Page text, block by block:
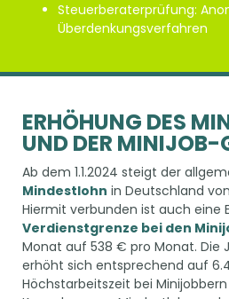
Steuerberaterprüfung:
Überdenkungsverfahren
ERHÖHUNG DES
UND DER MINIJOB-
Ab dem 1.1.2024 steigt der
Mindestlohn in Deutschland
Hiermit verbunden ist auch eine
Verdienstgrenze bei den
Monat auf 538 € pro Monat. Die
erhöht sich entsprechend auf
Höchstarbeitszeit bei